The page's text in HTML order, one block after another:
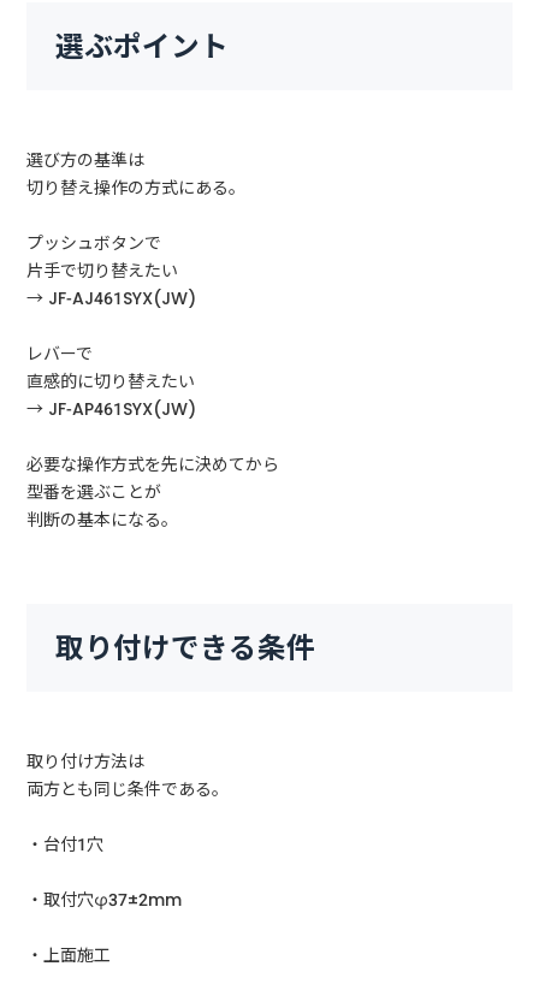
選ぶポイント
選び方の基準は
切り替え操作の方式にある。
プッシュボタンで
片手で切り替えたい
→ JF-AJ461SYX(JW)
レバーで
直感的に切り替えたい
→ JF-AP461SYX(JW)
必要な操作方式を先に決めてから
型番を選ぶことが
判断の基本になる。
取り付けできる条件
取り付け方法は
両方とも同じ条件である。
・台付1穴
・取付穴φ37±2mm
・上面施工